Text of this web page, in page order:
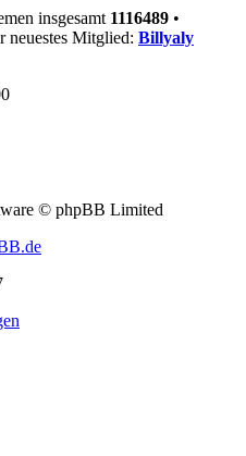
insgesamt 1116489 •
neuestes Mitglied: Billyaly
© phpBB Limited